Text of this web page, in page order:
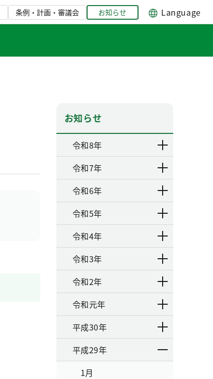
条例・計画・審議会 お知らせ Language
お知らせ
令和8年
令和7年
令和6年
令和5年
令和4年
令和3年
令和2年
令和元年
平成30年
平成29年
1月